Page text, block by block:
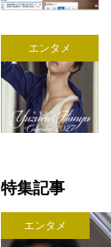
エンタメ
特集記事
エンタメ